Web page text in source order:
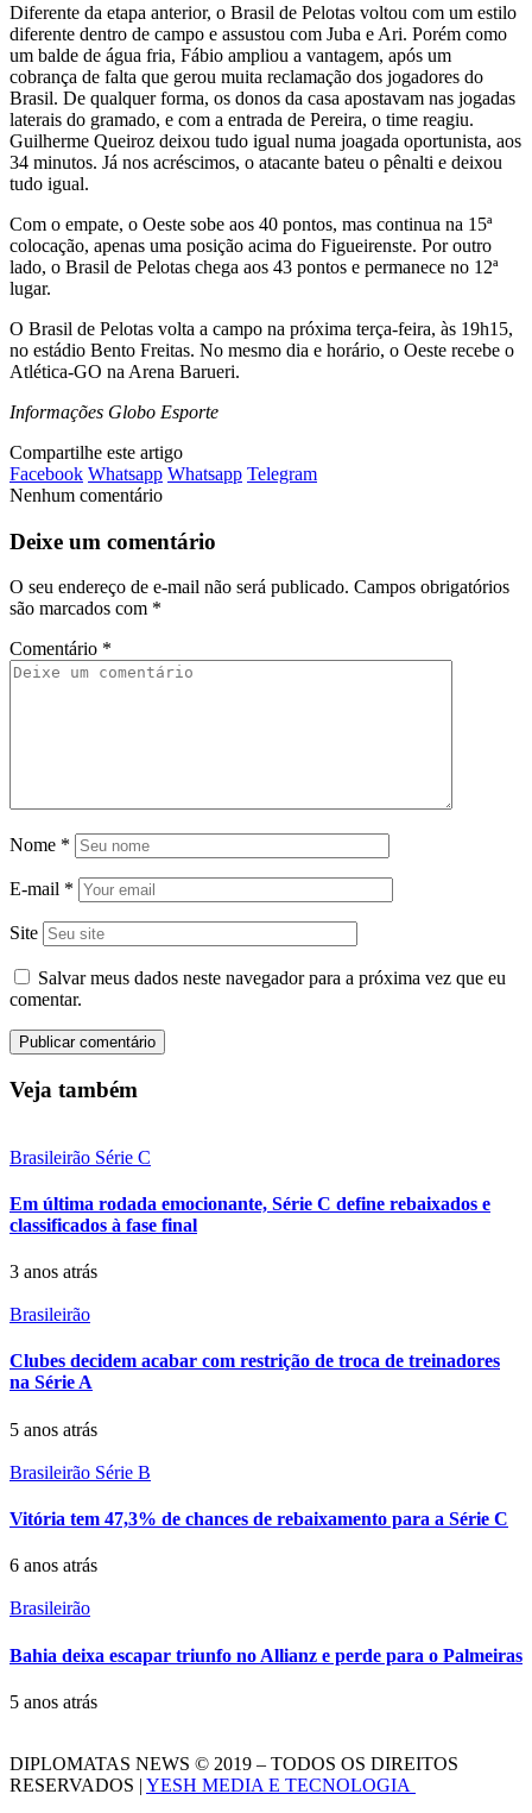
Diferente da etapa anterior, o Brasil de Pelotas voltou com um estilo
diferente dentro de campo e assustou com Juba e Ari. Porém como
um balde de água fria, Fábio ampliou a vantagem, após um
cobrança de falta que gerou muita reclamação dos jogadores do
Brasil. De qualquer forma, os donos da casa apostavam nas jogadas
laterais do gramado, e com a entrada de Pereira, o time reagiu.
Guilherme Queiroz deixou tudo igual numa joagada oportunista, aos
34 minutos. Já nos acréscimos, o atacante bateu o pênalti e deixou
tudo igual.
Com o empate, o Oeste sobe aos 40 pontos, mas continua na 15ª
colocação, apenas uma posição acima do Figueirenste. Por outro
lado, o Brasil de Pelotas chega aos 43 pontos e permanece no 12ª
lugar.
O Brasil de Pelotas volta a campo na próxima terça-feira, às 19h15,
no estádio Bento Freitas. No mesmo dia e horário, o Oeste recebe o
Atlética-GO na Arena Barueri.
Informações Globo Esporte
Compartilhe este artigo
Facebook Whatsapp Whatsapp Telegram
Nenhum comentário
Deixe um comentário
O seu endereço de e-mail não será publicado. Campos obrigatórios
são marcados com *
Comentário *
Nome *
E-mail *
Site
Salvar meus dados neste navegador para a próxima vez que eu
comentar.
Veja também
Brasileirão Série C
Em última rodada emocionante, Série C define rebaixados e
classificados à fase final
3 anos atrás
Brasileirão
Clubes decidem acabar com restrição de troca de treinadores
na Série A
5 anos atrás
Brasileirão Série B
Vitória tem 47,3% de chances de rebaixamento para a Série C
6 anos atrás
Brasileirão
Bahia deixa escapar triunfo no Allianz e perde para o Palmeiras
5 anos atrás
DIPLOMATAS NEWS © 2019 – TODOS OS DIREITOS
RESERVADOS | YESH MEDIA E TECNOLOGIA